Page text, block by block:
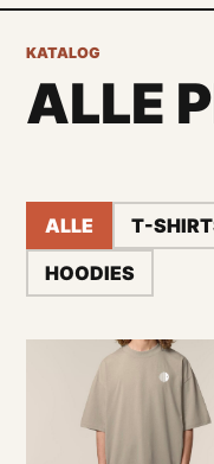
KATALOG
ALLE
ALLE T-
HOODIES